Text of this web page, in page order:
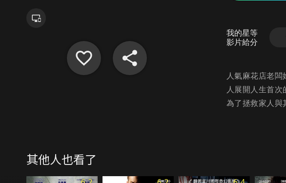
我的星等
影片給分
人氣麻花店老
人展開人生首
為了拯救家人與
其他人也看了